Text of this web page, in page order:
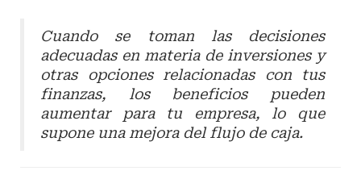
Cuando se toman las decisiones
adecuadas en materia de inversiones y
otras opciones relacionadas con tus
finanzas, los beneficios pueden
aumentar para tu empresa, lo que
supone una mejora del flujo de caja.